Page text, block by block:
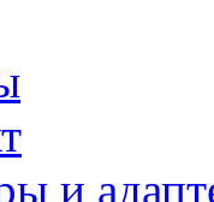
и